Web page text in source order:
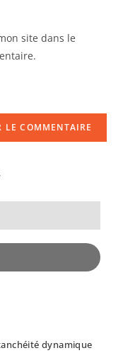
site dans le
dynamique